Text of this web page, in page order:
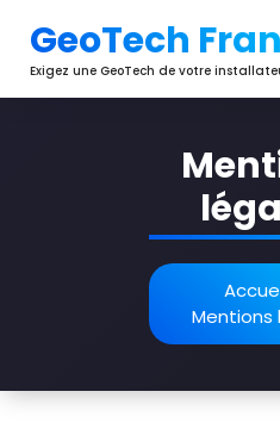
contenu
GeoTech
Exigez une GeoTech de votre
Mentions